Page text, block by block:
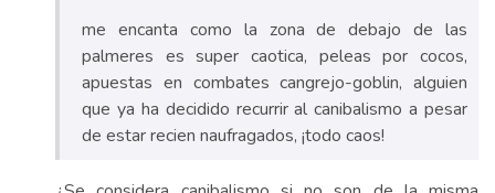
me encanta como la zona de debajo de las
palmeres es super caotica, peleas por cocos,
apuestas en combates cangrejo-goblin, alguien
que ya ha decidido recurrir al canibalismo a pesar
de estar recien naufragados, ¡todo caos!